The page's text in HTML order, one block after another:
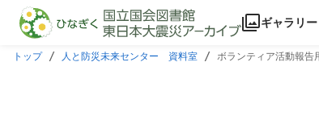
本文に飛ぶ
ギャラリー
トップ 人と防災未来センター 資料室 ボランティア活動報